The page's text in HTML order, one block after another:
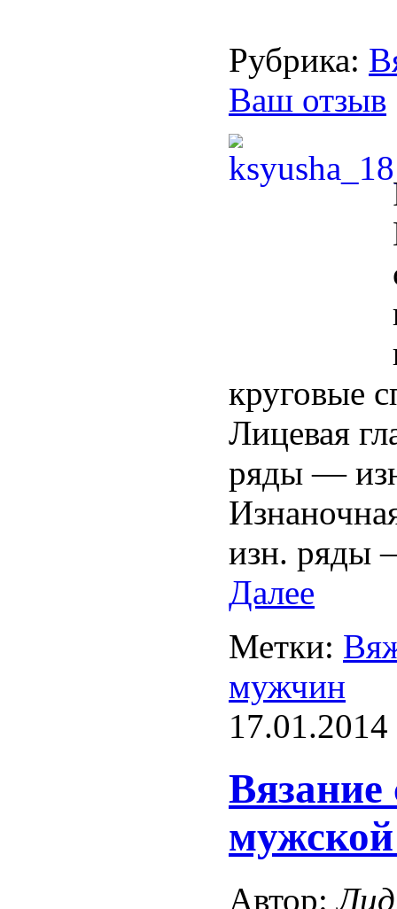
Рубрика:
Ваш отзыв
круговые
Лицевая
ряды —
изн. ряды
Далее
Метки:
мужчин
17.01.2014
Автор: